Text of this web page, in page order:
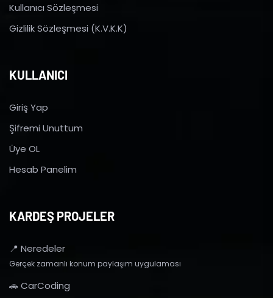
Kullanıcı Sözleşmesi
Gizlilik Sözleşmesi (K.V.K.K)
KULLANICI
Giriş Yap
Şifremi Unuttum
Üye OL
Hesab Panelim
KARDEŞ PROJELER
📍 Neredeler
Gerçek zamanlı konum paylaşım uygulaması
🚗 CarCoding